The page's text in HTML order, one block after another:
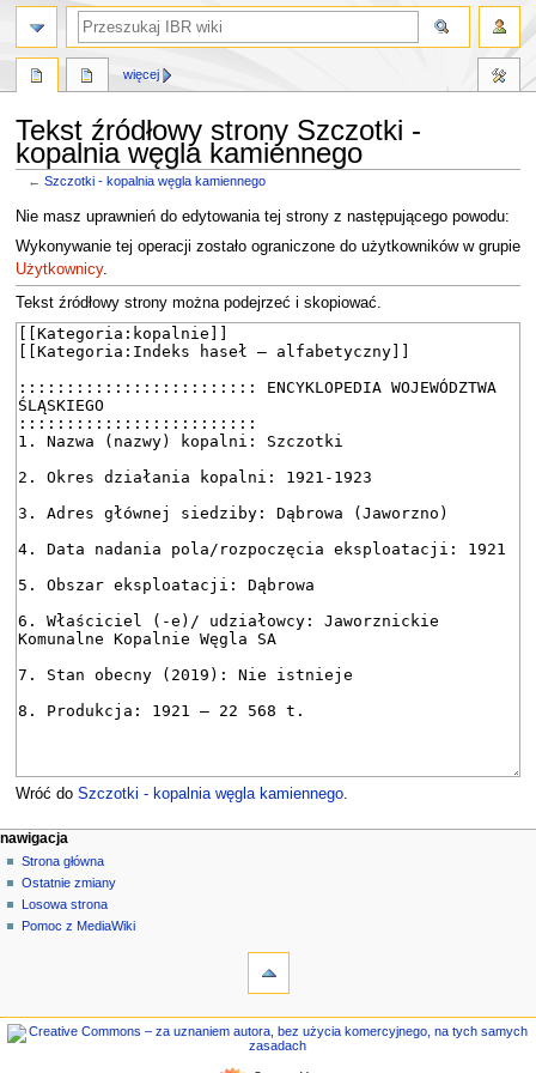
Tekst źródłowy strony Szczotki -
kopalnia węgla kamiennego
←Szczotki - kopalnia węgla kamiennego
Przejdź
do
nawigacji
Przejdź
do
wyszukiwania
Nie masz uprawnień do edytowania tej strony z następującego powodu:
Wykonywanie tej operacji zostało ograniczone do użytkowników w grupie
Użytkownicy.
Tekst źródłowy strony można podejrzeć i skopiować.
Wróć do Szczotki - kopalnia węgla kamiennego.
M
e
n
u
i
g
działania na stronie
strona
dyskusja
czytaj
kod
więcej
narzędzia osobiste
zaloguj
się
nawigacja
Strona główna
Ostatnie zmiany
Losowa strona
Pomoc z MediaWiki
szukaj
linkowanych
nawigacja
Strona